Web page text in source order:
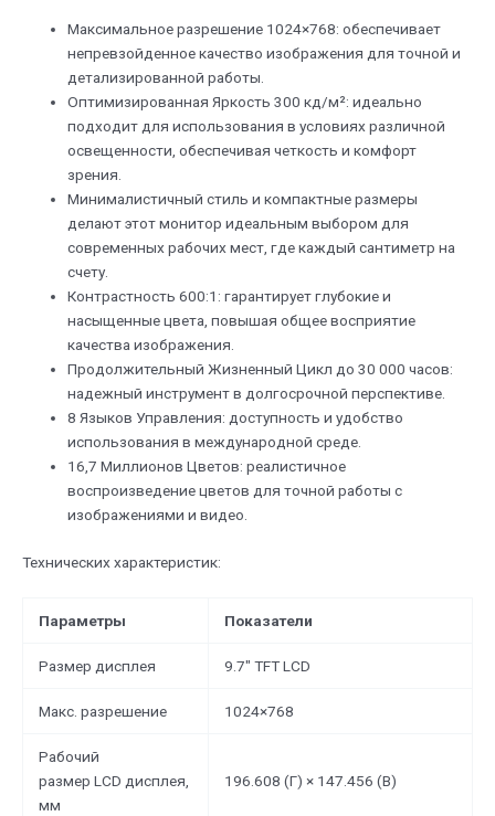
Максимальное разрешение 1024×768: обеспечивает
непревзойденное качество изображения для точной и
детализированной работы.
Оптимизированная Яркость 300 кд/м²: идеально
подходит для использования в условиях различной
освещенности, обеспечивая четкость и комфорт
зрения.
Минималистичный стиль и компактные размеры
делают этот монитор идеальным выбором для
современных рабочих мест, где каждый сантиметр на
счету.
Контрастность 600:1: гарантирует глубокие и
насыщенные цвета, повышая общее восприятие
качества изображения.
Продолжительный Жизненный Цикл до 30 000 часов:
надежный инструмент в долгосрочной перспективе.
8 Языков Управления: доступность и удобство
использования в международной среде.
16,7 Миллионов Цветов: реалистичное
воспроизведение цветов для точной работы с
изображениями и видео.
Технических характеристик:
Параметры Показатели
Размер дисплея 9.7″ TFT LCD
Макс. разрешение 1024×768
Рабочий
размер LCD дисплея,
мм
196.608 (Г) × 147.456 (В)